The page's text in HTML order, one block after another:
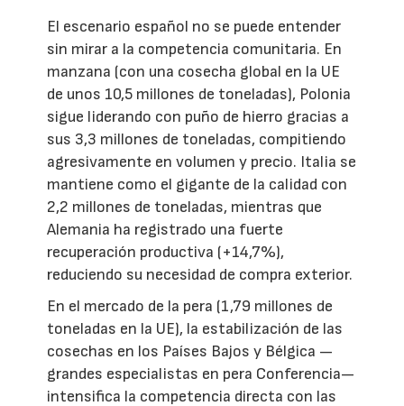
El escenario español no se puede entender
sin mirar a la competencia comunitaria. En
manzana (con una cosecha global en la UE
de unos 10,5 millones de toneladas), Polonia
sigue liderando con puño de hierro gracias a
sus 3,3 millones de toneladas, compitiendo
agresivamente en volumen y precio. Italia se
mantiene como el gigante de la calidad con
2,2 millones de toneladas, mientras que
Alemania ha registrado una fuerte
recuperación productiva (+14,7%),
reduciendo su necesidad de compra exterior.
En el mercado de la pera (1,79 millones de
toneladas en la UE), la estabilización de las
cosechas en los Países Bajos y Bélgica —
grandes especialistas en pera Conferencia—
intensifica la competencia directa con las